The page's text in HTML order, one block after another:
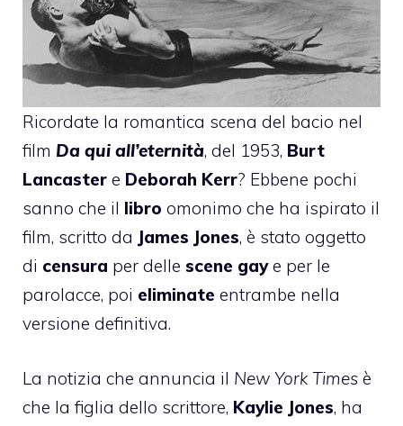
Ricordate la romantica scena del bacio nel
film Da qui all’eternità, del 1953, Burt
Lancaster e Deborah Kerr? Ebbene pochi
sanno che il libro omonimo che ha ispirato il
film, scritto da James Jones, è stato oggetto
di censura per delle scene gaye per le
parolacce, poi eliminate entrambe nella
versione definitiva.
La notizia che annuncia il New York Times è
che la figlia dello scrittore, Kaylie Jones, ha